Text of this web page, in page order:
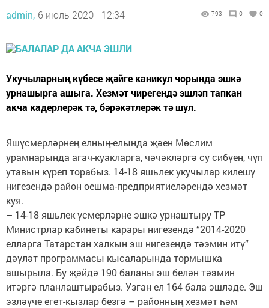
admin, 6 июль 2020 - 12:34 793 0 0
Укучыларның күбесе җәйге каникул чорында эшкә
урнашырга ашыга. Хезмәт чирегендә эшләп тапкан
акча кадерлерәк тә, бәрәкәтлерәк тә шул.
Яшүсмерләрнең елның-елында җәен Мөслим
урамнарында агач-куакларга, чәчәкләргә су сибүен, чүп
утавын күреп торабыз. 14-18 яшьлек укучылар килешү
нигезендә район оешма-предприятиеләрендә хезмәт
куя.
– 14-18 яшьлек үсмерләрне эшкә урнаштыру ТР
Министрлар кабинеты карары нигезендә “2014-2020
елларга Татарстан халкын эш нигезендә тәэмин итү”
дәүләт программасы кысаларында тормышка
ашырыла. Бу җәйдә 190 баланы эш белән тәэмин
итәргә планлаштырабыз. Узган ел 164 бала эшләде. Эш
эзләүче егет-кызлар безгә – районның хезмәт һәм